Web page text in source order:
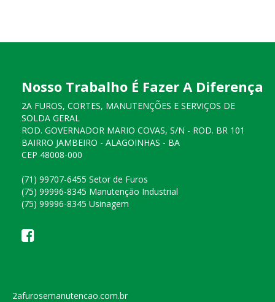
Nosso Trabalho É Fazer A Diferença
2A FUROS, CORTES, MANUTENÇÕES E SERVIÇOS DE
SOLDA GERAL
ROD. GOVERNADOR MARIO COVAS, S/N - ROD. BR 101
BAIRRO JAMBEIRO - ALAGOINHAS - BA
CEP 48008-000
(71) 99707-6455 Setor de Furos
(75) 99996-8345 Manutenção Industrial
(75) 99996-8345 Usinagem
2afurosemanutencao.com.br